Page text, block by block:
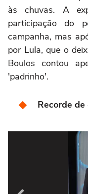
às chuvas. A
participação do
campanha, mas
por Lula, que o
Boulos contou
'padrinho'.
Recorde